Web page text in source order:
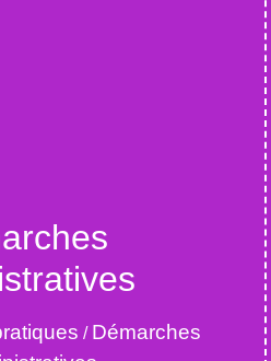
/ Démarches